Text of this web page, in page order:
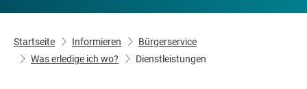
Startseite Informieren
Bürgerservice
Was erledige ich wo?
Dienstleistungen